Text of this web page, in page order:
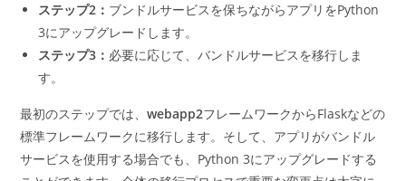
ステップ2： ブンドルサービスを保ちながらアプリをPython
3にアップグレードします。
ステップ3： 必要に応じて、バンドルサービスを移行しま
す。
最初のステップでは、webapp2フレームワークからFlaskなどの
標準フレームワークに移行します。そして、アプリがバンドル
サービスを使用する場合でも、Python 3にアップグレードする